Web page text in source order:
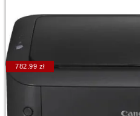
782.99 zł